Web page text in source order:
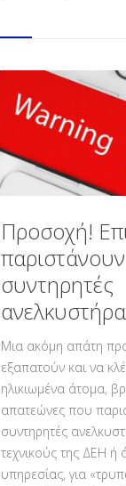
Προσοχή!
συντηρητές
ανελκυστήρα
Μια ακόμη απάτη
εξαπατούν και να
ηλικιωμένα άτομα,
απατεώνες που
συντηρητές
τεχνικούς της ΔΕΗ ή
υπηρεσίας, για